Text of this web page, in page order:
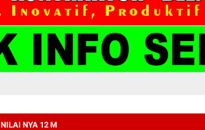
NILAI NYA 12 M